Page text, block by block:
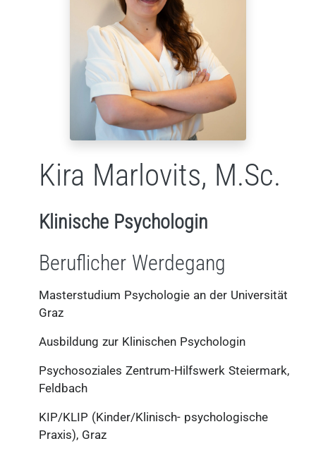
Kira Marlovits, M.Sc.
Klinische Psychologin
Beruflicher Werdegang
Masterstudium Psychologie an der Universität
Graz
Ausbildung zur Klinischen Psychologin
Psychosoziales Zentrum-Hilfswerk Steiermark,
Feldbach
KIP/KLIP (Kinder/Klinisch- psychologische
Praxis), Graz